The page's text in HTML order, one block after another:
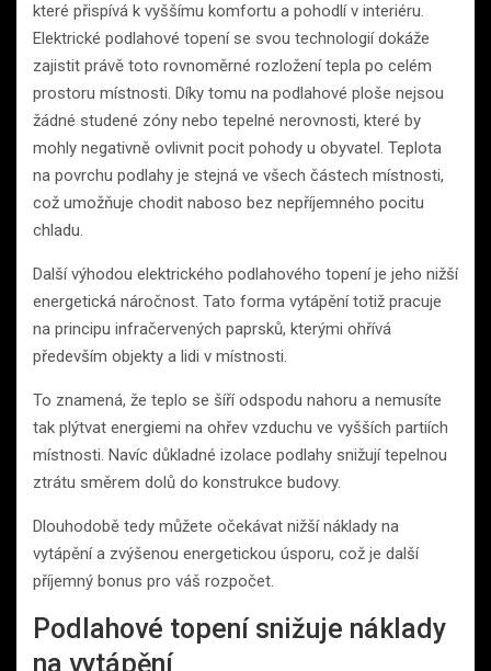
které přispívá k vyššímu komfortu a pohodlí v interiéru.
Elektrické podlahové topení se svou technologií dokáže
zajistit právě toto rovnoměrné rozložení tepla po celém
prostoru místnosti. Díky tomu na podlahové ploše nejsou
žádné studené zóny nebo tepelné nerovnosti, které by
mohly negativně ovlivnit pocit pohody u obyvatel. Teplota
na povrchu podlahy je stejná ve všech částech místnosti,
což umožňuje chodit naboso bez nepříjemného pocitu
chladu.
Další výhodou elektrického podlahového topení je jeho nižší
energetická náročnost. Tato forma vytápění totiž pracuje
na principu infračervených paprsků, kterými ohřívá
především objekty a lidi v místnosti.
To znamená, že teplo se šíří odspodu nahoru a nemusíte
tak plýtvat energiemi na ohřev vzduchu ve vyšších partiích
místnosti. Navíc důkladné izolace podlahy snižují tepelnou
ztrátu směrem dolů do konstrukce budovy.
Dlouhodobě tedy můžete očekávat nižší náklady na
vytápění a zvýšenou energetickou úsporu, což je další
příjemný bonus pro váš rozpočet.
Podlahové topení snižuje náklady
na vytápění